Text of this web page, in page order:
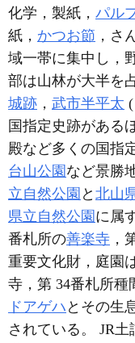
化学，製紙， パル
紙， かつお節 ，さ
域一帯に集中し，
部は山林が大半を
城跡 ， 武市半平太
国指定史跡がある
殿など多くの国指
台山公園 など景勝
立自然公園 と 北山
県立自然公園 に属
番札所の善楽寺 ，
重要文化財，庭園
寺，第 34番札所種
ドアゲハ とその生
されている。 JR